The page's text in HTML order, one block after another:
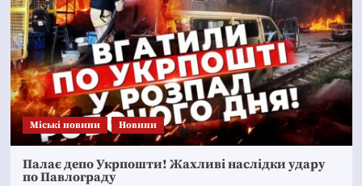
Mіські новини Новини
Палає депо Укрпошти! Жахливі наслідки удару
по Павлограду